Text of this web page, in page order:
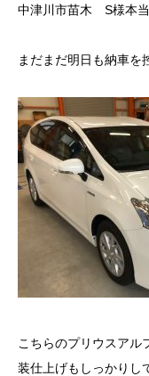
中津川市苗木 S様本当
まだまだ明日も納車を
こちらのプリウスアル
装仕上げもしっかりし